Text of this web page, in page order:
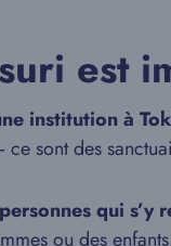
est
institution à
sont des
qui s’y
ou des